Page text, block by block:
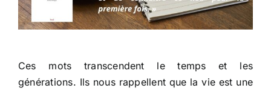
Ces mots transcendent le temps et les
générations. Ils nous rappellent que la vie est une